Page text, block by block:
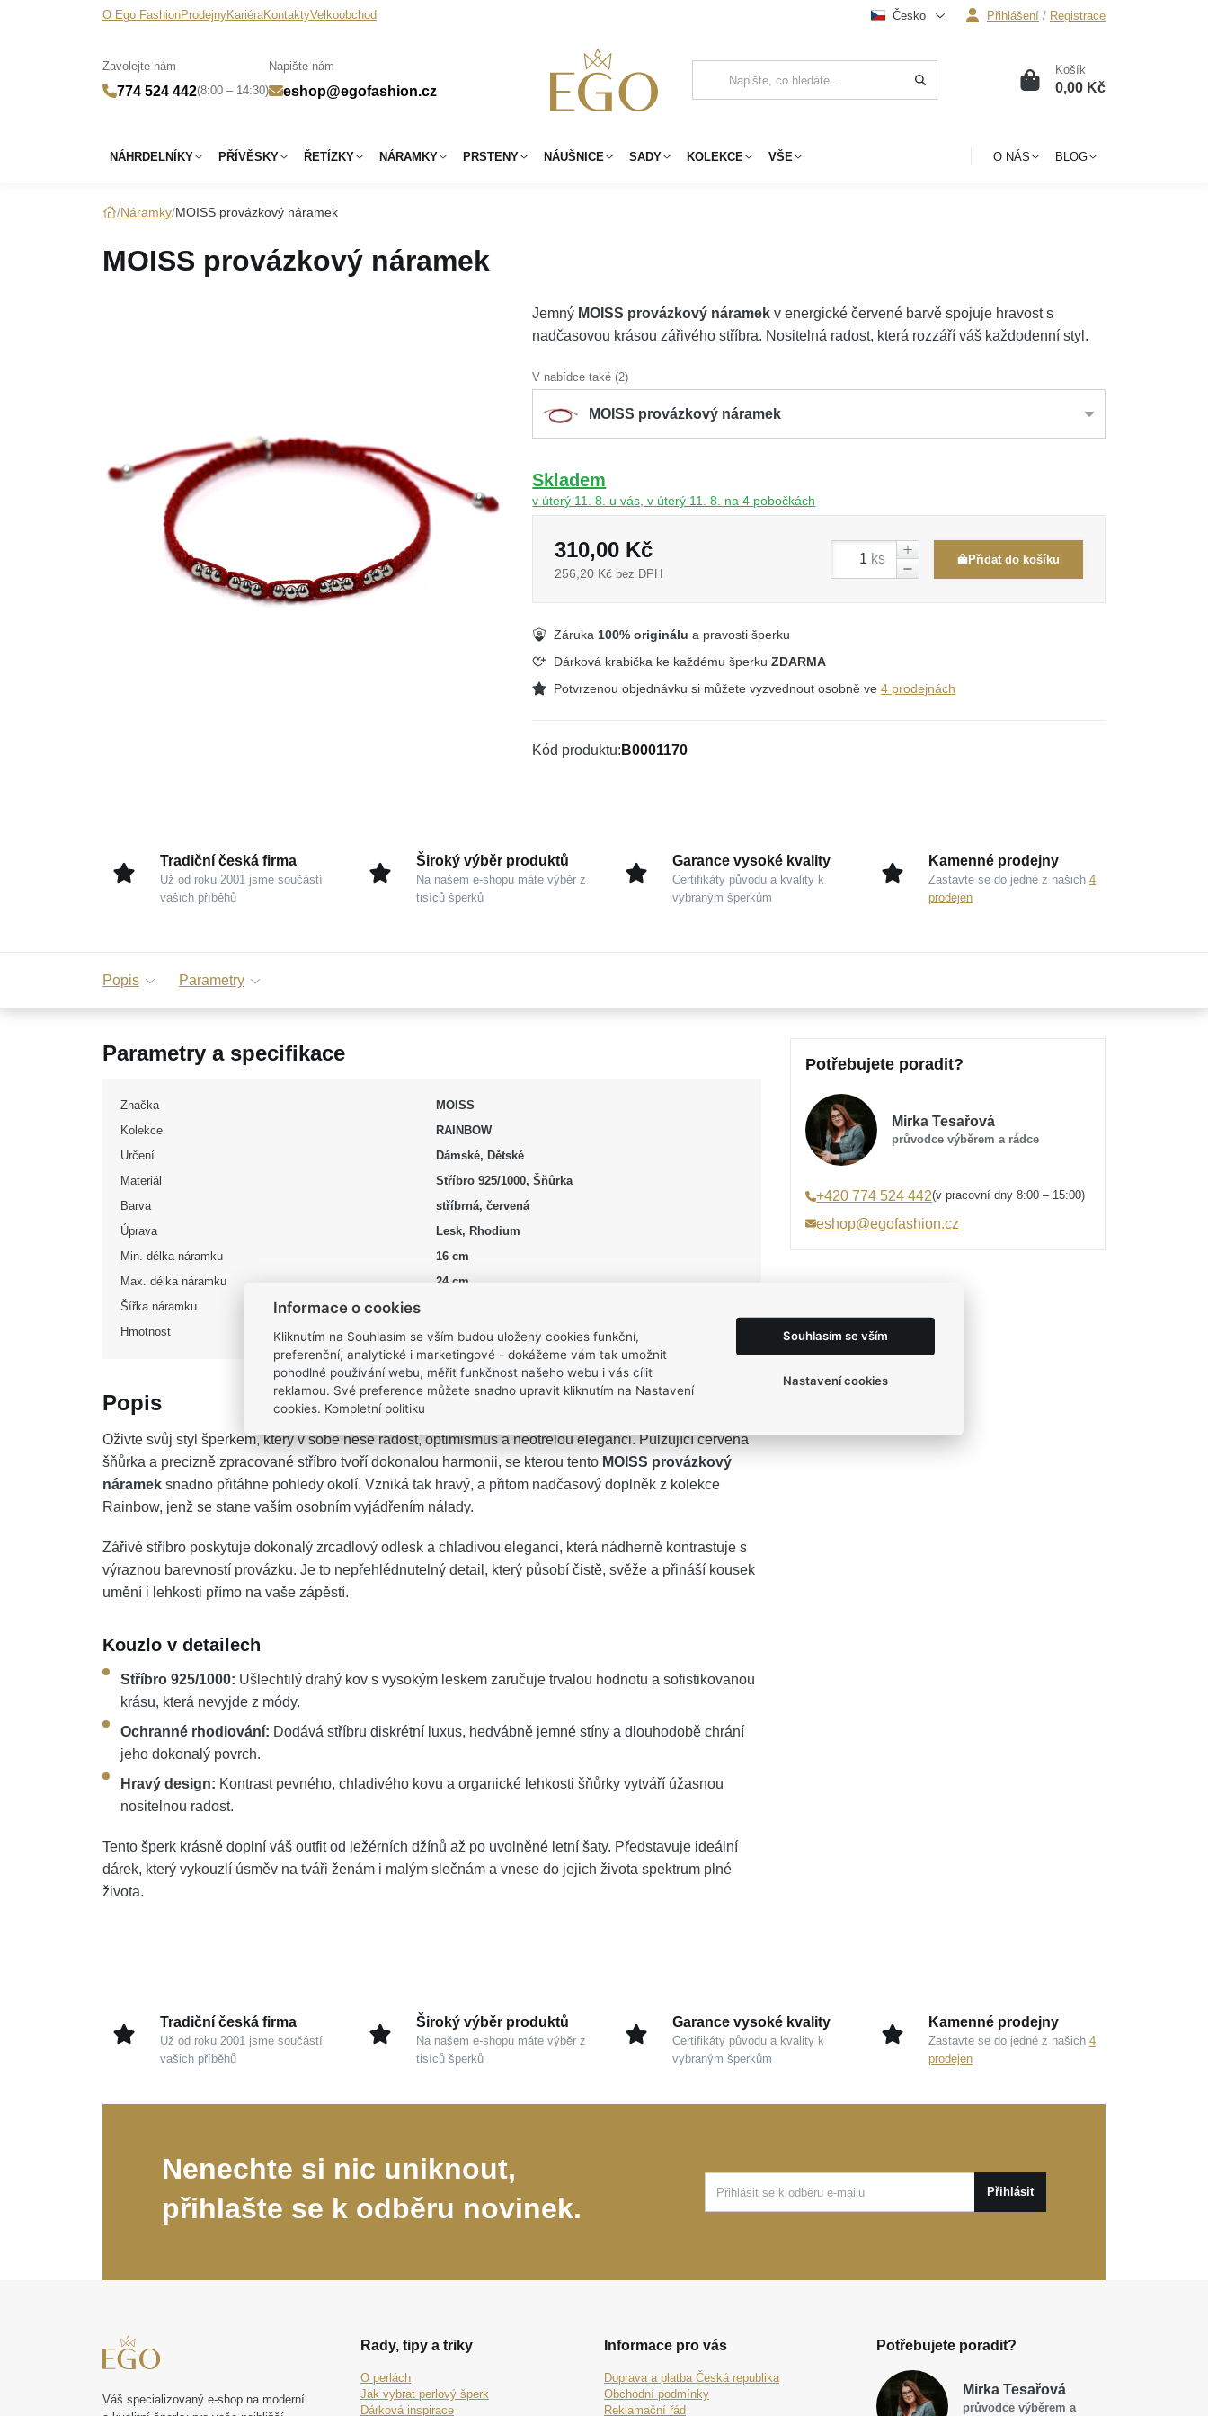
O Ego FashionProdejnyKariéraKontaktyVelkoobchod
Zavolejte nám
774 524 442(8:00 – 14:30)
Napište nám
eshop@egofashion.cz
Česko Přihlášení / Registrace
0 Košík
0,00 Kč
NÁHRDELNÍKY PŘÍVĚSKY ŘETÍZKY NÁRAMKY PRSTENY NÁUŠNICE SADY KOLEKCE VŠE O NÁS BLOG
Náramky MOISS provázkový náramek
MOISS provázkový náramek
Jemný MOISS provázkový náramek v energické červené barvě spojuje hravost s
nadčasovou krásou zářivého stříbra. Nositelná radost, která rozzáří váš každodenní styl.
V nabídce také (2)
MOISS provázkový náramek
Skladem
v úterý 11. 8. u vás, v úterý 11. 8. na 4 pobočkách
310,00 Kč
256,20 Kč bez DPH
ks Přidat do košíku
Záruka 100% originálu a pravosti šperku
Dárková krabička ke každému šperkuZDARMA
Potvrzenou objednávku si můžete vyzvednout osobně ve4 prodejnách
Kód produktu B0001170
Tradiční česká firma
Už od roku 2001 jsme součástí
vašich příběhů
Široký výběr produktů
Na našem e-shopu máte výběr z
tisíců šperků
Garance vysoké kvality
Certifikáty původu a kvality k
vybraným šperkům
Kamenné prodejny
Zastavte se do jedné z našich 4
prodejen
Popis Parametry
Parametry a specifikace
Značka
MOISS
Kolekce
RAINBOW
Určení
Dámské, Dětské
Materiál
Stříbro 925/1000, Šňůrka
Barva
stříbrná, červená
Úprava
Lesk, Rhodium
Min. délka náramku
16 cm
Max. délka náramku
24 cm
Šířka náramku
Hmotnost
1,55 g
Popis
Oživte svůj styl šperkem, který v sobě nese radost, optimismus a neotřelou eleganci. Pulzující červená
šňůrka a precizně zpracované stříbro tvoří dokonalou harmonii, se kterou tento MOISS provázkový
náramek snadno přitáhne pohledy okolí. Vzniká tak hravý, a přitom nadčasový doplněk z kolekce
Rainbow, jenž se stane vaším osobním vyjádřením nálady.
Zářivé stříbro poskytuje dokonalý zrcadlový odlesk a chladivou eleganci, která nádherně kontrastuje s
výraznou barevností provázku. Je to nepřehlédnutelný detail, který působí čistě, svěže a přináší kousek
umění i lehkosti přímo na vaše zápěstí.
Kouzlo v detailech
Stříbro 925/1000: Ušlechtilý drahý kov s vysokým leskem zaručuje trvalou hodnotu a sofistikovanou
krásu, která nevyjde z módy.
Ochranné rhodiování: Dodává stříbru diskrétní luxus, hedvábně jemné stíny a dlouhodobě chrání
jeho dokonalý povrch.
Hravý design: Kontrast pevného, chladivého kovu a organické lehkosti šňůrky vytváří úžasnou
nositelnou radost.
Tento šperk krásně doplní váš outfit od ležérních džínů až po uvolněné letní šaty. Představuje ideální
dárek, který vykouzlí úsměv na tváři ženám i malým slečnám a vnese do jejich života spektrum plné
života.
Potřebujete poradit?
Mirka Tesařová
průvodce výběrem a rádce
+420 774 524 442(v pracovní dny 8:00 – 15:00)
eshop@egofashion.cz
Tradiční česká firma
Už od roku 2001 jsme součástí
vašich příběhů
Široký výběr produktů
Na našem e-shopu máte výběr z
tisíců šperků
Garance vysoké kvality
Certifikáty původu a kvality k
vybraným šperkům
Kamenné prodejny
Zastavte se do jedné z našich 4
prodejen
Nenechte si nic uniknout,
přihlašte se k odběru novinek.
Přihlásit
Váš specializovaný e-shop na moderní
Rady, tipy a triky
O perlách
Jak vybrat perlový šperk
Dárková inspirace
Informace pro vás
Doprava a platba Česká republika
Obchodní podmínky
Reklamační řád
Potřebujete poradit?
Mirka Tesařová
průvodce výběrem a
Informace o cookies
Kliknutím na Souhlasím se vším budou uloženy cookies funkční,
preferenční, analytické i marketingové - dokážeme vám tak umožnit
pohodlné používání webu, měřit funkčnost našeho webu i vás cílit
reklamou. Své preference můžete snadno upravit kliknutím na Nastavení
cookies. Kompletní politiku
Souhlasím se vším
Nastavení cookies